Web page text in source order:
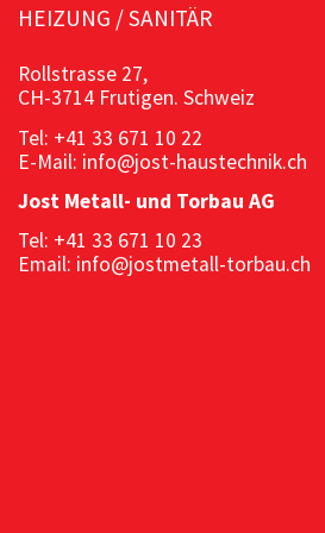
HEIZUNG / SANITÄR
Rollstrasse 27,
CH-3714 Frutigen. Schweiz
Tel: +41 33 671 10 22
E-Mail: info@jost-haustechnik.ch
Jost Metall- und Torbau AG
Tel: +41 33 671 10 23
Email: info@jostmetall-torbau.ch